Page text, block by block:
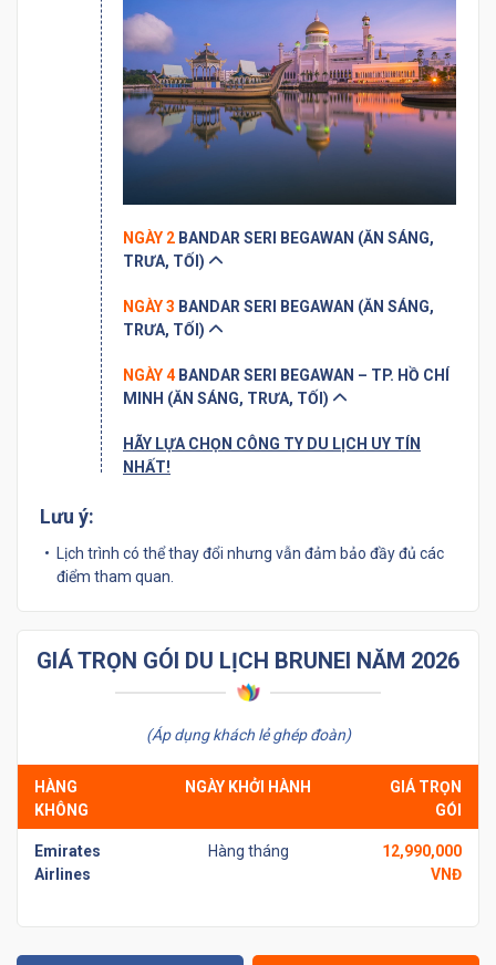
NGÀY 2 BANDAR SERI BEGAWAN (ĂN SÁNG,
TRƯA, TỐI)
NGÀY 3 BANDAR SERI BEGAWAN (ĂN SÁNG,
TRƯA, TỐI)
NGÀY 4BANDAR SERI BEGAWAN – TP. HỒ CHÍ
MINH (ĂN SÁNG, TRƯA, TỐI)
HÃY LỰA CHỌN CÔNG TY DU LỊCH UY TÍN
NHẤT!
Lưu ý:
Lịch trình có thể thay đổi nhưng vẫn đảm bảo đầy đủ các
điểm tham quan.
GIÁ TRỌN GÓI DU LỊCH BRUNEI NĂM 2026
(Áp dụng khách lẻ ghép đoàn)
HÀNG
KHÔNG
NGÀY KHỞI HÀNH
GIÁ TRỌN
GÓI
Emirates
Airlines
Hàng tháng
12,990,000
VNĐ